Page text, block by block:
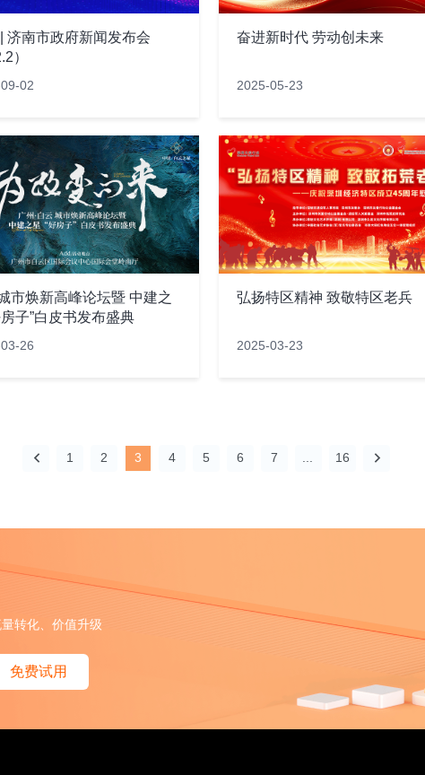
济南市政府新闻发布会
）
02
奋进新时代 劳动创未来
2025-05-23
市焕新高峰论坛暨 中建之
子”白皮书发布盛典
26
弘扬特区精神 致敬特区老兵
2025-03-23
1 2 3 4 5 6 7 16
转化、价值升级
免费试用